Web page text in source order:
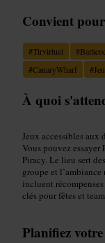
Convient pour
#Tirvirtuel #
#CanaryWharf #
À quoi
Jeux accessibles aux
Vous pouvez
Piracy. Le lieu sert
groupe et
incluent
clés pour fêtes et
Planifiez